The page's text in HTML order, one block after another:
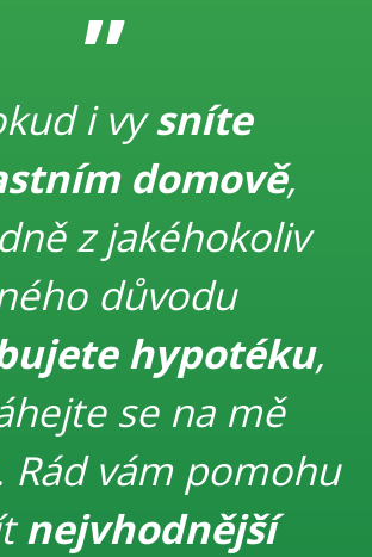
”
i vysníte
domově,
z jakéhokoliv
důvodu
hypotéku,
se na mě
vám pomohu
nejvhodnější